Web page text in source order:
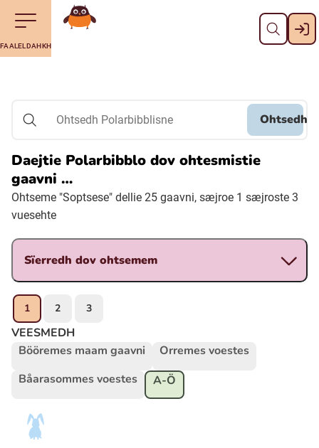
Till navigering av sidans innehåll
Till övergripande innehåll för webbplatsen Dahph
Svenska
Julevsámegiella (Lulesamiska)
Davvisámegiella (Nordsamiska)
Bidumsámegiella (Pitesamiska)
Ubmejesámiengiälla (Umesamiska)
FAALELDAHKH
Aalkoebealan
Ohtsedh Polarbibblisne
Ohtsedh
Daejtie Polarbibblo dov ohtesmistie
gaavni …
Ohtseme "Soptsese" dellie 25 gaavni, sæjroe 1 sæjroste 3
vuesehte
Sïerredh dov ohtsemem
1 2 3
VEESMEDH
Bööremes maam gaavni
Orremes voestes
Båarasommes voestes
A-Ö